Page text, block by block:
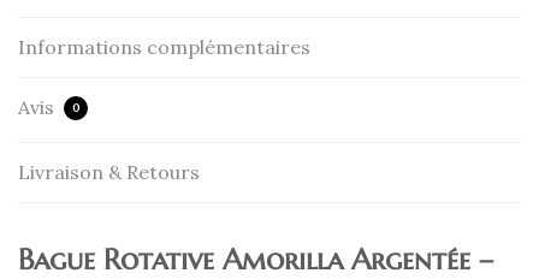
Informations complémentaires
Avis 0
Livraison & Retours
Bague Rotative Amorilla Argentée –